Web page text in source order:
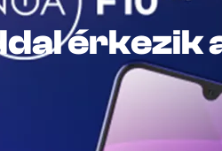
érkezik